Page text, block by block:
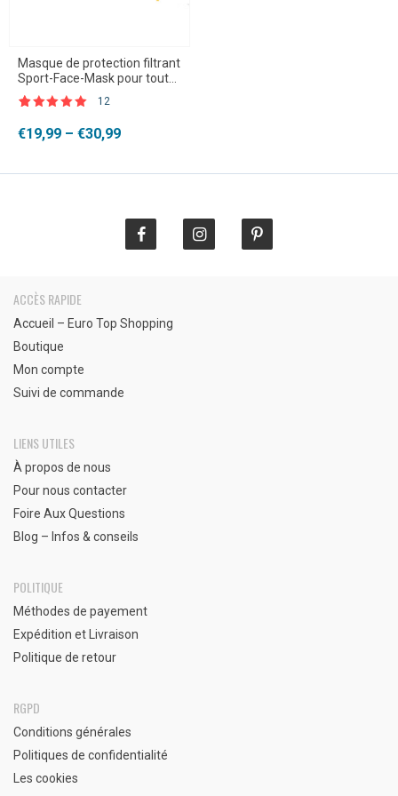
Masque de protection filtrant
Sport-Face-Mask pour tout
type de sport
sur
12
€19,99 – €30,99
Plage
ACCÈS RAPIDE
Accueil – Euro Top Shopping
Boutique
Mon compte
Suivi de commande
LIENS UTILES
À propos de nous
Pour nous contacter
Foire Aux Questions
Blog – Infos & conseils
POLITIQUE
Méthodes de payement
Expédition et Livraison
Politique de retour
RGPD
Conditions générales
Politiques de confidentialité
Les cookies